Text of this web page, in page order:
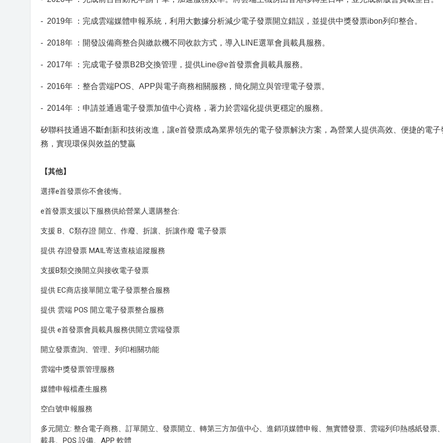
- 2019年 ：完成雲端媒體申報系統，利用大數據分析減少電子發票開立錯誤，並提供中獎發票ibon列印整合。
- 2018年 ：開發設備商整合與繳款機不同收款方式，導入LINE選單會員載具服務。
- 2017年 ：完成電子發票B2B交換管理，提供Line@e首發票會員載具服務。
- 2016年 ：整合雲端POS、APP與電子商務相關服務，簡化開立與管理電子發票。
- 2014年 ：申請並通過電子發票加值中心資格，著力於雲端化提供更穩定的服務。
矽聯科技通過不斷創新和技術改進，讓e首發票成為業界領先的電子發票解決方案，為營業人提供高效、便捷的電子
務，實現環保與效益的雙贏
【其他】
選擇e首發票你不會後悔。
e首發票支援以下服務供給營業人選購整合:
支援 B、C類存證 開立、作廢、折讓、折讓作廢 電子發票
提供 存證發票 MAIL寄送查核追蹤服務
支援B類交換開立與接收電子發票
提供 EC商店接單開立電子發票整合服務
提供 雲端 POS 開立電子發票整合服務
提供 e首發票會員載具服務供開立雲端發票
開立發票查詢、管理、列印相關功能
雲端中獎發票管理服務
媒體申報檔產生服務
空白號申報服務
多元開立: 整合電子商務、訂單開立、發票開立、轉第三方加值中心、進銷項媒體申報、無實體發票、雲端列印熱感紙發票
載具、POS 設備、APP 軟體